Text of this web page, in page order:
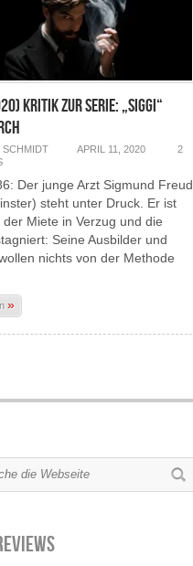
Kritik zur Serie: „Siggi“
SCHMIDT APRIL 11, 2020
2
Der junge Arzt Sigmund Freud
steht unter Druck. Er ist
der Miete in Verzug und die
Seine Ausbilder und
nichts von der Methode
»